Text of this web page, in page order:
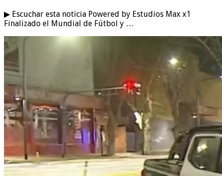
▶ Escuchar esta noticia Powered by Estudios Max x1
Finalizado el Mundial de Fútbol y …